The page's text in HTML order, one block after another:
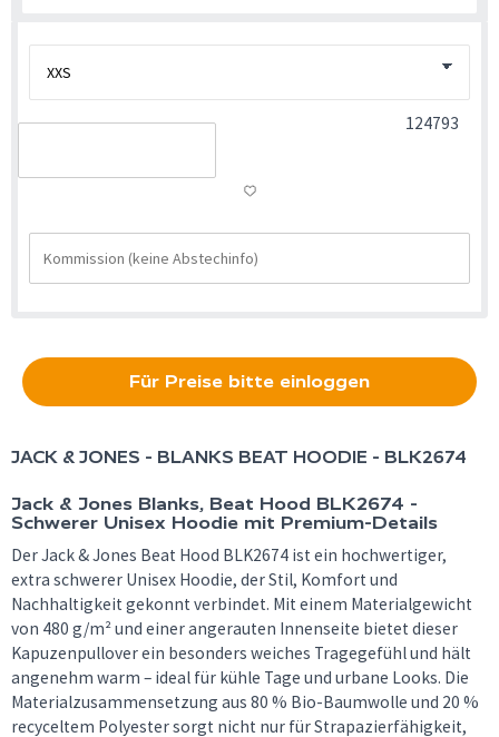
124793
Für Preise bitte einloggen
JACK & JONES - BLANKS BEAT HOODIE - BLK2674
Jack & Jones Blanks, Beat Hood BLK2674 -
Schwerer Unisex Hoodie mit Premium-Details
Der Jack & Jones Beat Hood BLK2674 ist ein hochwertiger,
extra schwerer Unisex Hoodie, der Stil, Komfort und
Nachhaltigkeit gekonnt verbindet. Mit einem Materialgewicht
von 480 g/m² und einer angerauten Innenseite bietet dieser
Kapuzenpullover ein besonders weiches Tragegefühl und hält
angenehm warm – ideal für kühle Tage und urbane Looks. Die
Materialzusammensetzung aus 80 % Bio-Baumwolle und 20 %
recyceltem Polyester sorgt nicht nur für Strapazierfähigkeit,